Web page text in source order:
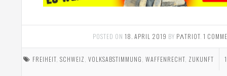
POSTED ON 18. APRIL 2019 BY PΛTRIOT. 1
FREIHEIT ,SCHWEIZ ,VOLKSABSTIMMUNG ,WAFFENRECHT ZUKUNFT